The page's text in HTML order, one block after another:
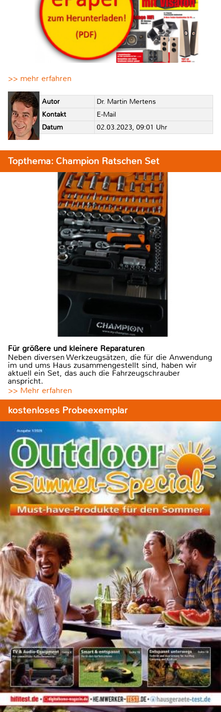
>> mehr erfahren
Autor
Dr. Martin Mertens
Kontakt
E-Mail
Datum
02.03.2023, 09:01 Uhr
Topthema: Champion Ratschen Set
Für größere und kleinere Reparaturen
Neben diversen Werkzeugsätzen, die für die Anwendung
im und ums Haus zusammengestellt sind, haben wir
aktuell ein Set, das auch die Fahrzeugschrauber
anspricht.
>> Mehr erfahren
kostenloses Probeexemplar